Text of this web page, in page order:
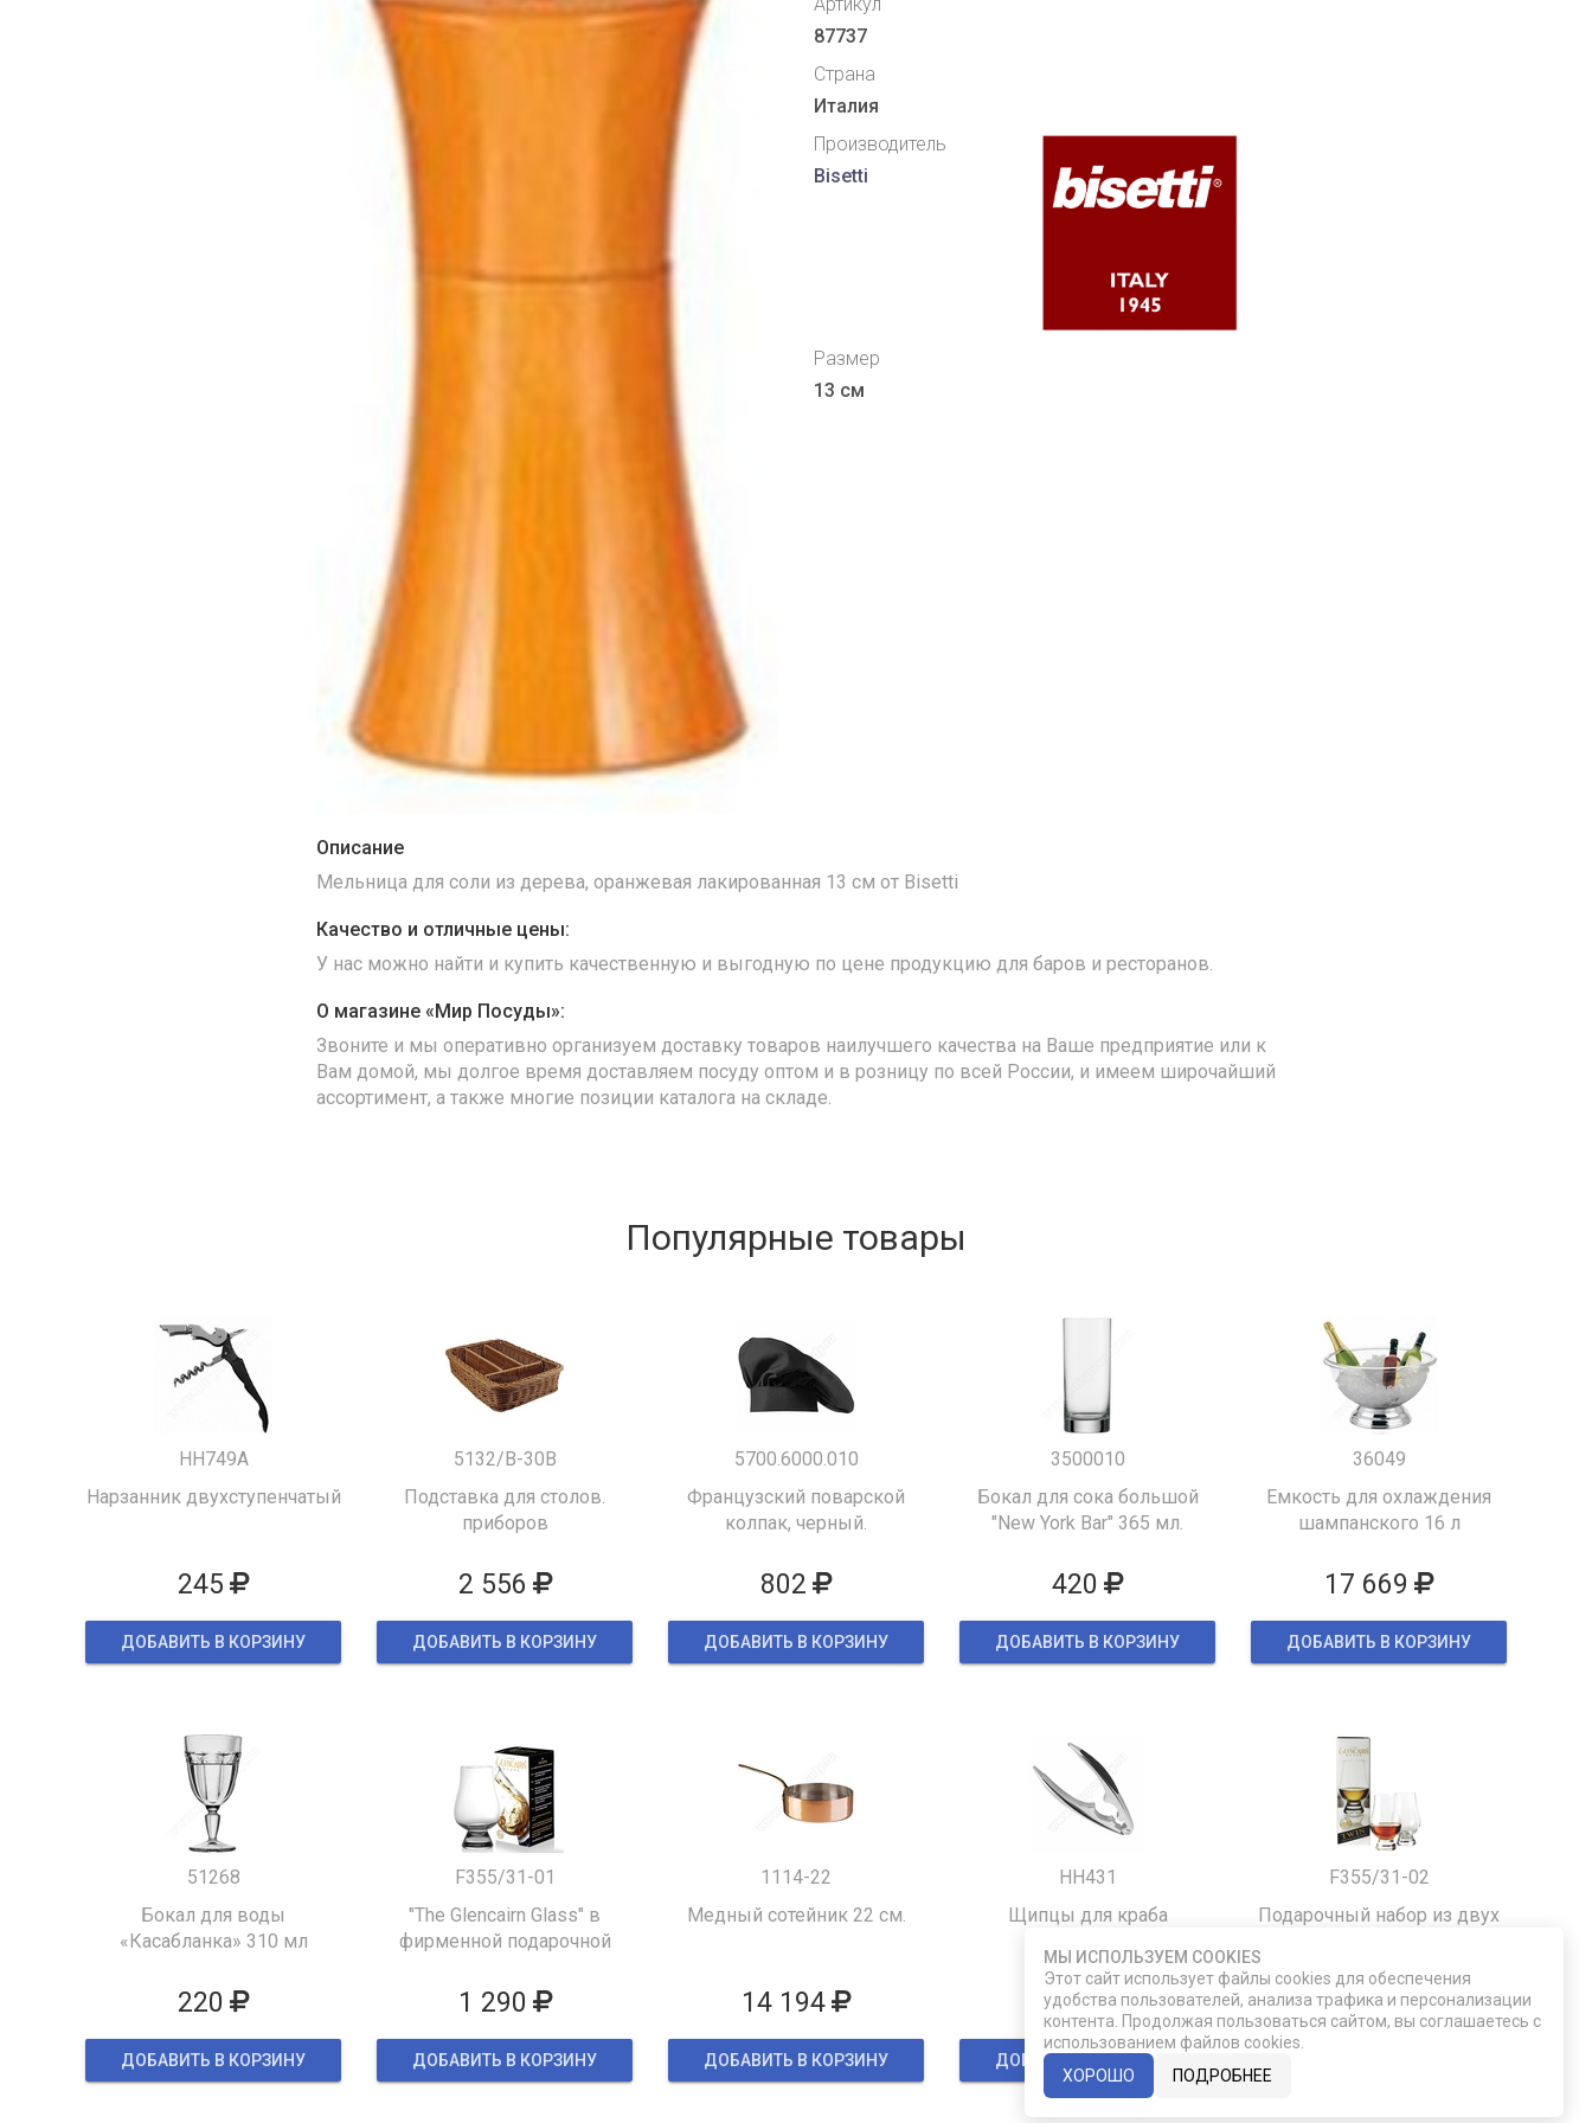
87737
Страна
Италия
Производитель
Bisetti
Размер
13 см
Описание
Мельница для соли из дерева, оранжевая лакированная 13 см от Bisetti
Качество и отличные цены:
У нас можно найти и купить качественную и выгодную по цене продукцию для баров и ресторанов.
О магазине «Мир Посуды»:
Звоните и мы оперативно организуем доставку товаров наилучшего качества на Ваше предприятие или к
Вам домой, мы долгое время доставляем посуду оптом и в розницу по всей России, и имеем широчайший
ассортимент, а также многие позиции каталога на складе.
Популярные товары
HH749A
Нарзанник двухступенчатый
245
ДОБАВИТЬ В КОРЗИНУ
5132/B-30B
Подставка для столов.
приборов
2 556
ДОБАВИТЬ В КОРЗИНУ
5700.6000.010
Французский поварской
колпак, черный.
802
ДОБАВИТЬ В КОРЗИНУ
3500010
Бокал для сока большой
"New York Bar" 365 мл.
420
ДОБАВИТЬ В КОРЗИНУ
36049
Емкость для охлаждения
шампанского 16 л
17 669
ДОБАВИТЬ В КОРЗИНУ
51268
Бокал для воды
«Касабланка» 310 мл
220
ДОБАВИТЬ В КОРЗИНУ
F355/31-01
"The Glencairn Glass" в
фирменной подарочной
1 290
ДОБАВИТЬ В КОРЗИНУ
1114-22
Медный сотейник 22 см.
14 194
ДОБАВИТЬ В КОРЗИНУ
HH431
Щипцы для краба
860
ДОБАВИТЬ В КОРЗИНУ
F355/31-02
Подарочный набор из двух
2 490
МЫ ИСПОЛЬЗУЕМ COOKIES
Этот сайт использует файлы cookies для обеспечения
удобства пользователей, анализа трафика и персонализации
контента. Продолжая пользоваться сайтом, вы соглашаетесь с
использованием файлов cookies.
ХОРОШО
ПОДРОБНЕЕ